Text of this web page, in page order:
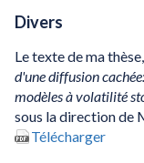
Divers
Le texte de ma
d'une diffusion
modèles à volatilité
sous la direction de
Télécharger